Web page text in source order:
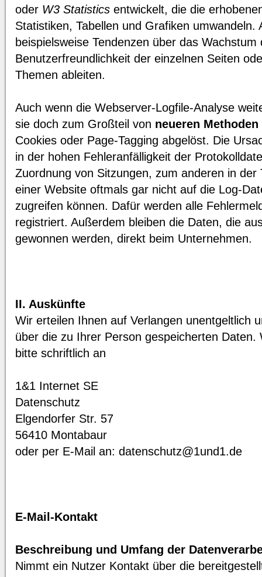
oder W3 Statistics entwickelt, die die
Statistiken, Tabellen und Grafiken umwandeln.
beispielsweise Tendenzen über das
Benutzerfreundlichkeit der einzelnen Seiten
Themen ableiten.
Auch wenn die Webserver-Logfile-Analyse
sie doch zum Großteil von neueren
Cookies oder Page-Tagging abgelöst. Die
in der hohen Fehleranfälligkeit der
Zuordnung von Sitzungen, zum anderen in der
einer Website oftmals gar nicht auf die Log-
zugreifen können. Dafür werden alle
registriert. Außerdem bleiben die Daten, die
gewonnen werden, direkt beim Unternehmen.
II. Auskünfte
Wir erteilen Ihnen auf Verlangen unentgeltlich
über die zu Ihrer Person gespeicherten Daten.
bitte schriftlich an
1&1 Internet SE
Datenschutz
Elgendorfer Str. 57
56410 Montabaur
oder per E-Mail an: datenschutz@1und1.de
E-Mail-Kontakt
Beschreibung und Umfang der
Nimmt ein Nutzer Kontakt über die